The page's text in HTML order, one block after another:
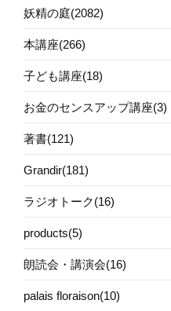
妖精の庭(2082)
本講座(266)
子ども講座(18)
お金のセンスアップ講座(3)
著書(121)
Grandir(181)
ラジオトーク(16)
products(5)
朗読会・講演会(16)
palais floraison(10)